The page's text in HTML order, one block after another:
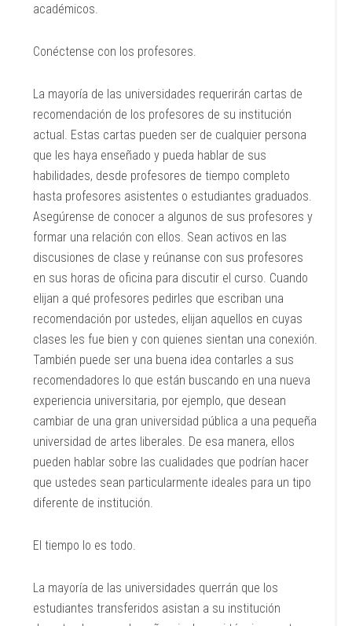
académicos.
Conéctense con los profesores.
La mayoría de las universidades requerirán cartas de
recomendación de los profesores de su institución
actual. Estas cartas pueden ser de cualquier persona
que les haya enseñado y pueda hablar de sus
habilidades, desde profesores de tiempo completo
hasta profesores asistentes o estudiantes graduados.
Asegúrense de conocer a algunos de sus profesores y
formar una relación con ellos. Sean activos en las
discusiones de clase y reúnanse con sus profesores
en sus horas de oficina para discutir el curso. Cuando
elijan a qué profesores pedirles que escriban una
recomendación por ustedes, elijan aquellos en cuyas
clases les fue bien y con quienes sientan una conexión.
También puede ser una buena idea contarles a sus
recomendadores lo que están buscando en una nueva
experiencia universitaria, por ejemplo, que desean
cambiar de una gran universidad pública a una pequeña
universidad de artes liberales. De esa manera, ellos
pueden hablar sobre las cualidades que podrían hacer
que ustedes sean particularmente ideales para un tipo
diferente de institución.
El tiempo lo es todo.
La mayoría de las universidades querrán que los
estudiantes transferidos asistan a su institución